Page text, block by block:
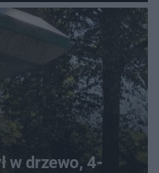
w drzewo, 4-